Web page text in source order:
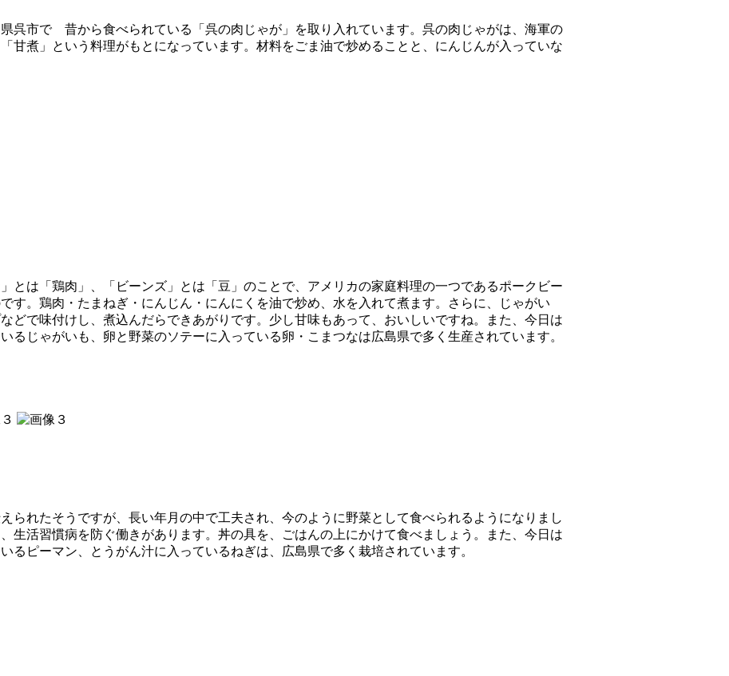
呉市で 昔から食べられている「呉の肉じゃが」を取り入れています。呉の肉じゃがは、海軍の
甘煮」という料理がもとになっています。材料をごま油で炒めることと、にんじんが入っていな
とは「鶏肉」、「ビーンズ」とは「豆」のことで、アメリカの家庭料理の一つであるポークビー
す。鶏肉・たまねぎ・にんじん・にんにくを油で炒め、水を入れて煮ます。さらに、じゃがい
どで味付けし、煮込んだらできあがりです。少し甘味もあって、おいしいですね。また、今日は
るじゃがいも、卵と野菜のソテーに入っている卵・こまつなは広島県で多く生産されています。
られたそうですが、長い年月の中で工夫され、今のように野菜として食べられるようになりまし
生活習慣病を防ぐ働きがあります。丼の具を、ごはんの上にかけて食べましょう。また、今日は
るピーマン、とうがん汁に入っているねぎは、広島県で多く栽培されています。